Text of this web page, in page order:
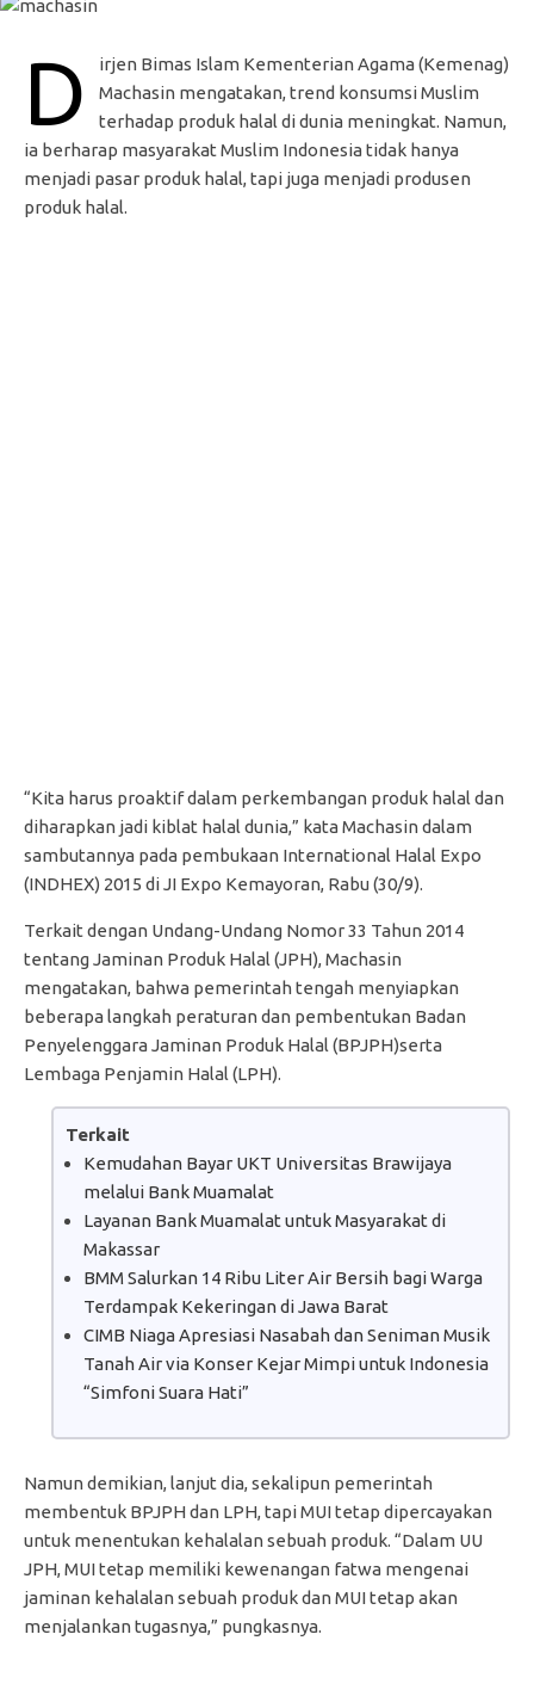
D
irjen Bimas Islam Kementerian Agama (Kemenag)
Machasin mengatakan, trend konsumsi Muslim
terhadap produk halal di dunia meningkat. Namun,
ia berharap masyarakat Muslim Indonesia tidak hanya
menjadi pasar produk halal, tapi juga menjadi produsen
produk halal.
“Kita harus proaktif dalam perkembangan produk halal dan
diharapkan jadi kiblat halal dunia,” kata Machasin dalam
sambutannya pada pembukaan International Halal Expo
(INDHEX) 2015 di JI Expo Kemayoran, Rabu (30/9).
Terkait dengan Undang-Undang Nomor 33 Tahun 2014
tentang Jaminan Produk Halal (JPH), Machasin
mengatakan, bahwa pemerintah tengah menyiapkan
beberapa langkah peraturan dan pembentukan Badan
Penyelenggara Jaminan Produk Halal (BPJPH)serta
Lembaga Penjamin Halal (LPH).
Terkait
Kemudahan Bayar UKT Universitas Brawijaya
melalui Bank Muamalat
Layanan Bank Muamalat untuk Masyarakat di
Makassar
BMM Salurkan 14 Ribu Liter Air Bersih bagi Warga
Terdampak Kekeringan di Jawa Barat
CIMB Niaga Apresiasi Nasabah dan Seniman Musik
Tanah Air via Konser Kejar Mimpi untuk Indonesia
“Simfoni Suara Hati”
Namun demikian, lanjut dia, sekalipun pemerintah
membentuk BPJPH dan LPH, tapi MUI tetap dipercayakan
untuk menentukan kehalalan sebuah produk. “Dalam UU
JPH, MUI tetap memiliki kewenangan fatwa mengenai
jaminan kehalalan sebuah produk dan MUI tetap akan
menjalankan tugasnya,” pungkasnya.